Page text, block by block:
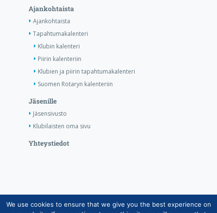
Ajankohtaista
Ajankohtaista
Tapahtumakalenteri
Klubin kalenteri
Piirin kalenteriin
Klubien ja piirin tapahtumakalenteri
Suomen Rotaryn kalenteriin
Jäsenille
Jäsensivusto
Klubilaisten oma sivu
Yhteystiedot
Copyright © Suomen Rotarypalvelu ry 2026 |
We use cookies to ensure that we give you the best experience on